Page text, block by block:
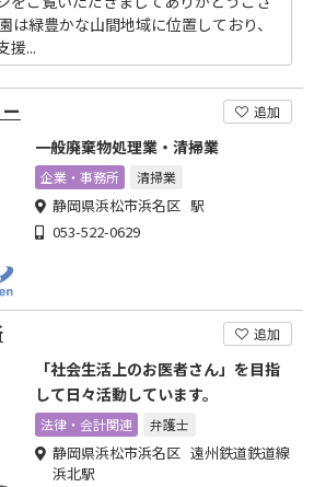
は緑豊かな山間地域に位置しており、
援...
追加
一般廃棄物処理業・清掃業
企業・事務所 清掃業
静岡県浜松市浜名区 駅
053-522-0629
追加
「社会生活上のお医者さん」を目指
して日々活動しています。
法律・会計関連 弁護士
静岡県浜松市浜名区 遠州鉄道鉄道線
浜北駅